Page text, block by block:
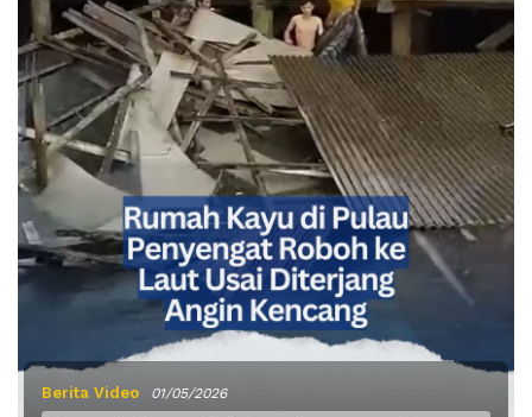
Berita Video 01/05/2026